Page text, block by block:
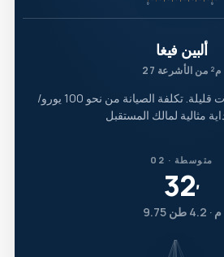
ألبين فيغا
27 م² من الأشرعة
كهرباء بسيطة وإصلاحات قليلة. تكلفة الصيانة من نحو 100 يورو/
02 · متوسطة
32′
9.75 م · 4.2 طن